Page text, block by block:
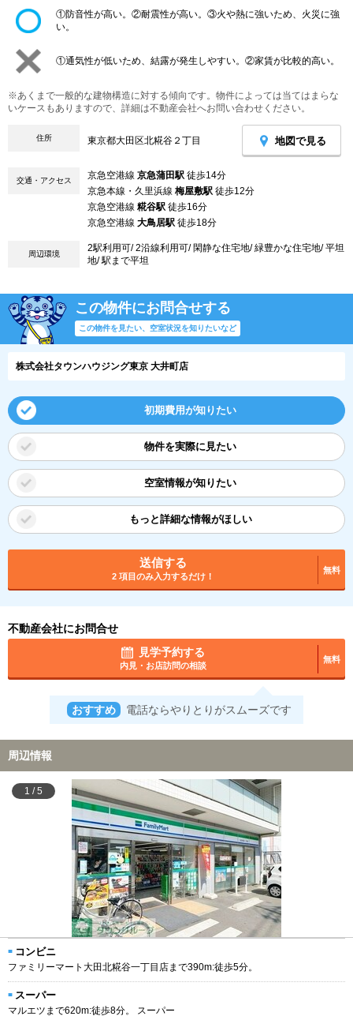
①防音性が高い。②耐震性が高い。③火や熱に強いため、火災に強
い。
①通気性が低いため、結露が発生しやすい。②家賃が比較的高い。
※あくまで一般的な建物構造に対する傾向です。物件によっては当てはまらな
いケースもありますので、詳細は不動産会社へお問い合わせください。
住所 東京都大田区北糀谷２丁目 地図で見る
交通・アクセス 京急空港線 京急蒲田駅 徒歩14分
京急本線・久里浜線 梅屋敷駅 徒歩12分
京急空港線 糀谷駅 徒歩16分
京急空港線 大鳥居駅 徒歩18分
周辺環境
2駅利用可/ 2沿線利用可/ 閑静な住宅地/ 緑豊かな住宅地/ 平坦
地/ 駅まで平坦
この物件にお問合せする
この物件を見たい、空室状況を知りたいなど
株式会社タウンハウジング東京 大井町店
初期費用が知りたい
物件を実際に見たい
空室情報が知りたい
もっと詳細な情報がほしい
送信する
2 項目のみ入力するだけ！
無料
不動産会社にお問合せ
見学予約する
内見・お店訪問の相談
無料
おすすめ 電話ならやりとりがスムーズです
周辺情報
1 /5
コンビニ
ファミリーマート大田北糀谷一丁目店まで390m:徒歩5分。
スーパー
マルエツまで620m:徒歩8分。 スーパー